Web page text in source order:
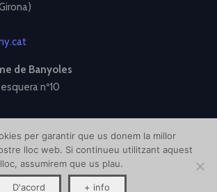
de Banyoles
nº10
de Privacitat][Política de Cookies]
per garantir que us donem la millor
lloc web. Si continueu utilitzant aquest
lloc, assumirem que us plau.
D'acord + info